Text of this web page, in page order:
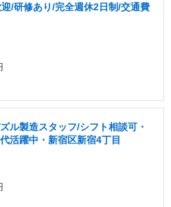
/研修あり/完全週休2日制/交通費
ル製造スタッフ/シフト相談可・
活躍中・新宿区新宿4丁目